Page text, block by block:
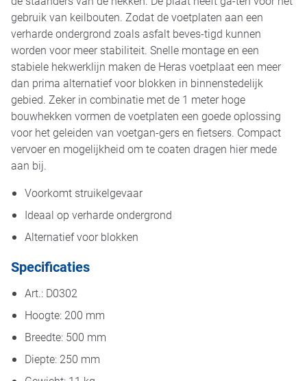
gebruik van keilbouten. Zodat de voetplaten aan een
verharde ondergrond zoals asfalt beves-tigd kunnen
worden voor meer stabiliteit. Snelle montage en een
stabiele hekwerklijn maken de Heras voetplaat een meer
dan prima alternatief voor blokken in binnenstedelijk
gebied. Zeker in combinatie met de 1 meter hoge
bouwhekken vormen de voetplaten een goede oplossing
voor het geleiden van voetgan-gers en fietsers. Compact
vervoer en mogelijkheid om te coaten dragen hier mede
aan bij.
Voorkomt struikelgevaar
Ideaal op verharde ondergrond
Alternatief voor blokken
Specificaties
Art.: D0302
Hoogte: 200 mm
Breedte: 500 mm
Diepte: 250 mm